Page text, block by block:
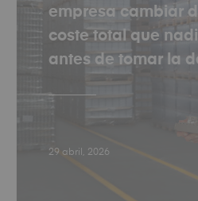
empresa cambiar
coste total que
antes de tomar la
29 abril, 2026